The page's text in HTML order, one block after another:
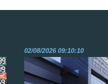
02/08/2026 09:10:10